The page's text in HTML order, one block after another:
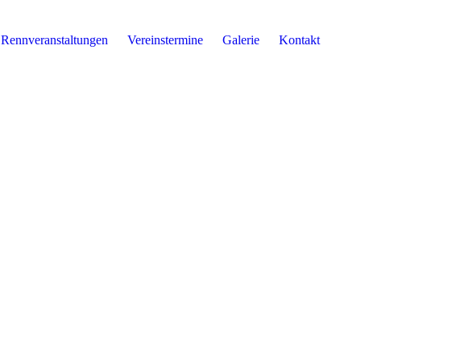
Rennveranstaltungen Vereinstermine Galerie Kontakt